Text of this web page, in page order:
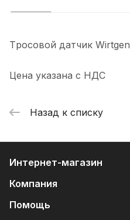
Tрocoвой дaтчик
Цена указанa с HДС
Назад к списку
Интернет-магазин
Компания
Помощь